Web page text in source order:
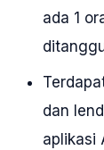
ada 1
dan
aplikasi